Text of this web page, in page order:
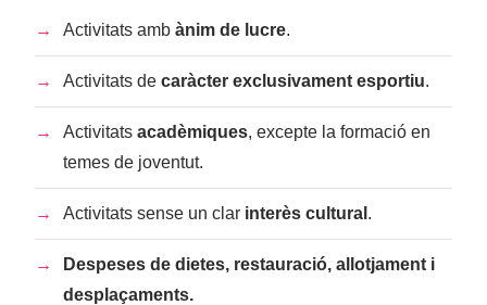
→ Activitats amb ànim de lucre.
→ Activitats de caràcter exclusivament esportiu.
→ Activitats acadèmiques, excepte la formació en
temes de joventut.
→ Activitats sense un clar interès cultural .
→
Despeses de dietes, restauració, allotjament i
desplaçaments.